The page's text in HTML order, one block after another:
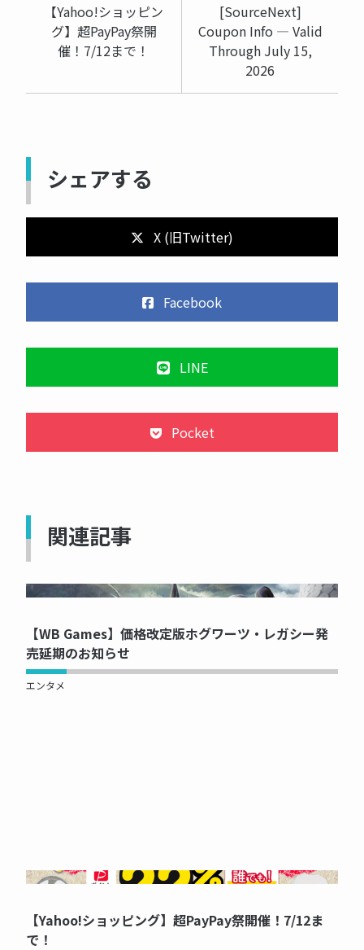
【Yahoo!ショッピン
グ】超PayPay祭開
催！7/12まで！
[SourceNext]
Coupon Info — Valid
Through July 15,
2026
シェアする
X (旧Twitter)
Facebook
LINE
Pocket
関連記事
NOW PRINTING...
【WB Games】価格改定版ホグワーツ・レガシー発
売延期のお知らせ
エンタメ
NOW PRINTING...
【Yahoo!ショッピング】超PayPay祭開催！7/12ま
で！